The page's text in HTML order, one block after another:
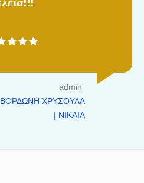
admin
ΒΟΡΔΩΝΗ ΧΡΥΣΟΥΛΑ
| ΝΙΚΑΙΑ